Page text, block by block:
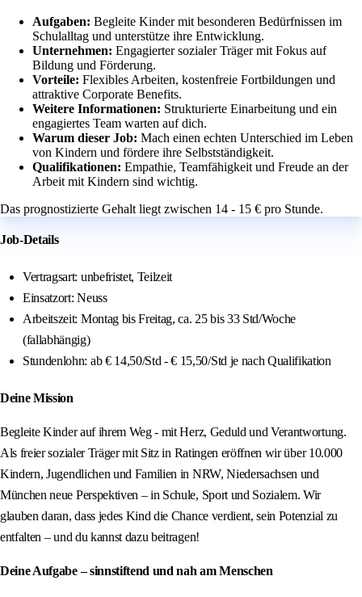
Aufgaben: Begleite Kinder mit besonderen Bedürfnissen im
Schulalltag und unterstütze ihre Entwicklung.
Unternehmen: Engagierter sozialer Träger mit Fokus auf
Bildung und Förderung.
Vorteile: Flexibles Arbeiten, kostenfreie Fortbildungen und
attraktive Corporate Benefits.
Weitere Informationen: Strukturierte Einarbeitung und ein
engagiertes Team warten auf dich.
Warum dieser Job: Mach einen echten Unterschied im Leben
von Kindern und fördere ihre Selbstständigkeit.
Qualifikationen: Empathie, Teamfähigkeit und Freude an der
Arbeit mit Kindern sind wichtig.
Das prognostizierte Gehalt liegt zwischen 14 - 15 € pro Stunde.
Job-Details
Vertragsart: unbefristet, Teilzeit
Einsatzort: Neuss
Arbeitszeit: Montag bis Freitag, ca. 25 bis 33 Std/Woche
(fallabhängig)
Stundenlohn: ab € 14,50/Std - € 15,50/Std je nach Qualifikation
Deine Mission
Begleite Kinder auf ihrem Weg - mit Herz, Geduld und Verantwortung.
Als freier sozialer Träger mit Sitz in Ratingen eröffnen wir über 10.000
Kindern, Jugendlichen und Familien in NRW, Niedersachsen und
München neue Perspektiven – in Schule, Sport und Sozialem. Wir
glauben daran, dass jedes Kind die Chance verdient, sein Potenzial zu
entfalten – und du kannst dazu beitragen!
Deine Aufgabe – sinnstiftend und nah am Menschen